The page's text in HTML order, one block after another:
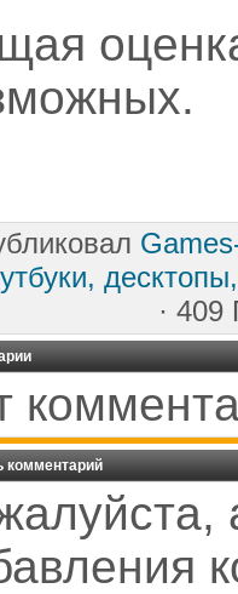
· 409
комментарий